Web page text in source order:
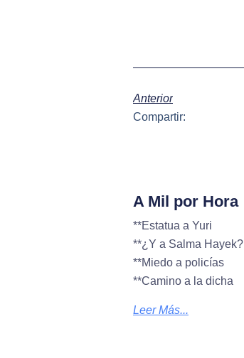
Anterior
Compartir:
A Mil por Hora
**Estatua a Yuri
**¿Y a Salma Hayek?
**Miedo a policías
**Camino a la dicha
Leer Más...